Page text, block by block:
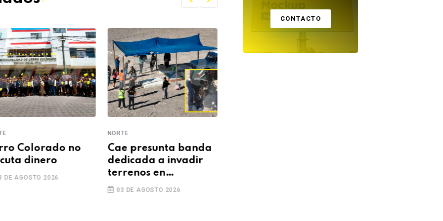
Colorado no
dinero
DE AGOSTO 2026
NORTE
Cae presunta banda
dedicada a invadir
terrenos en
Uchumayo
03 DE AGOSTO 2026
CONTACTO